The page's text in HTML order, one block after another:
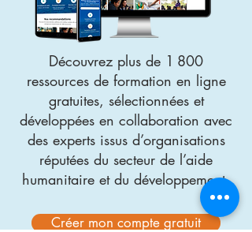
Découvrez plus de 1 800
ressources de formation en ligne
gratuites, sélectionnées et
développées en collaboration avec
des experts issus d’organisations
réputées du secteur de l’aide
humanitaire et du développement.
Créer mon compte gratuit